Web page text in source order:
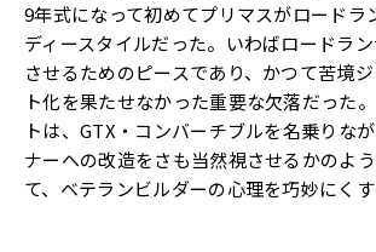
9年式になって初めてプリマスがロードラ
ディースタイルだった。 いわばロードラ
させるためのピースであり、 かつて苦境
ト化を果たせなかった重要な欠落だった
トは、GTX・ コンバーチブルを名乗りなが
ナーへの改造をさも当然視させるかのよう
て、ベテランビルダーの心理を巧妙にくす